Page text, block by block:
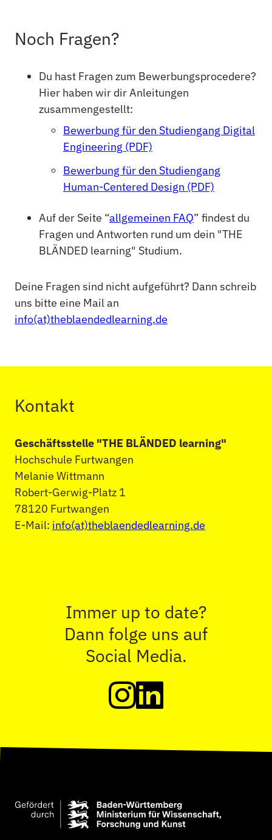
Noch Fragen?
Du hast Fragen zum Bewerbungsprocedere?
Hier haben wir dir Anleitungen
zusammengestellt:
Bewerbung für den Studiengang Digital
Engineering (PDF)
Bewerbung für den Studiengang
Human-Centered Design (PDF)
Auf der Seite “allgemeinen FAQ” findest du
Fragen und Antworten rund um dein "THE
BLÄNDED learning" Studium.
Deine Fragen sind nicht aufgeführt? Dann schreib
uns bitte eine Mail an
info(at)theblaendedlearning.de
Kontakt
Geschäftsstelle "THE BLÄNDED learning"
Hochschule Furtwangen
Melanie Wittmann
Robert-Gerwig-Platz 1
78120 Furtwangen
E-Mail: info(at)theblaendedlearning.de
Immer up to date?
Dann folge uns auf
Social Media.
THE bLÄNDed learning auf
THE bLÄNDed learning auf